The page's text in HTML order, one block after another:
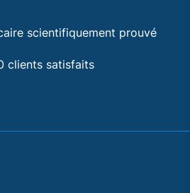
scientifiquement prouvé
clients satisfaits